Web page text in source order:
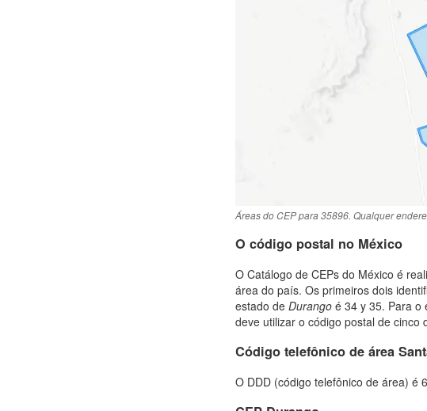
Áreas do CEP para 35896. Qualquer
O código postal no México
O Catálogo de CEPs do México é
área do país. Os primeiros dois
estado de Durango é 34 y 35. Para o
deve utilizar o código postal de cinco
Código telefônico de área
O DDD (código telefônico de área) é